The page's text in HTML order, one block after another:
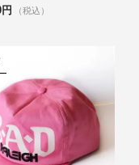
（税込）